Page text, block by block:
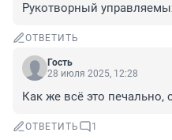
Рукотворный
ОТВЕТИТЬ
Гость
28 июля 2025, 12:28
Как же всё это
ОТВЕТИТЬ 1